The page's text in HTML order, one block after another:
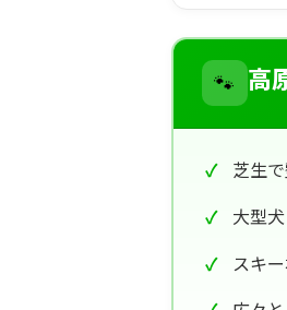
🐾 高
芝生
大型
スキ